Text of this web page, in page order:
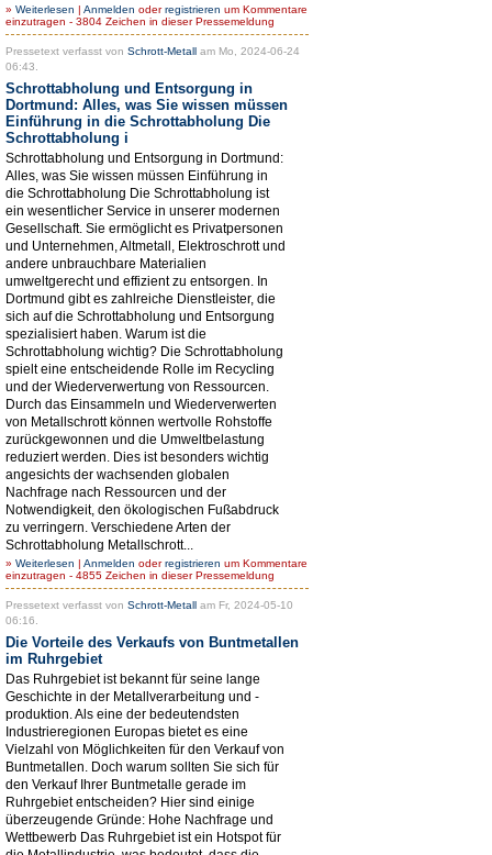
» Weiterlesen | Anmelden oderregistrieren um Kommentare
einzutragen - 3804 Zeichen in dieser Pressemeldung
Pressetext verfasst von Schrott-Metall am Mo, 2024-06-24
06:43.
Schrottabholung und Entsorgung in
Dortmund: Alles, was Sie wissen müssen
Einführung in die Schrottabholung Die
Schrottabholung i
Schrottabholung und Entsorgung in Dortmund:
Alles, was Sie wissen müssen Einführung in
die Schrottabholung Die Schrottabholung ist
ein wesentlicher Service in unserer modernen
Gesellschaft. Sie ermöglicht es Privatpersonen
und Unternehmen, Altmetall, Elektroschrott und
andere unbrauchbare Materialien
umweltgerecht und effizient zu entsorgen. In
Dortmund gibt es zahlreiche Dienstleister, die
sich auf die Schrottabholung und Entsorgung
spezialisiert haben. Warum ist die
Schrottabholung wichtig? Die Schrottabholung
spielt eine entscheidende Rolle im Recycling
und der Wiederverwertung von Ressourcen.
Durch das Einsammeln und Wiederverwerten
von Metallschrott können wertvolle Rohstoffe
zurückgewonnen und die Umweltbelastung
reduziert werden. Dies ist besonders wichtig
angesichts der wachsenden globalen
Nachfrage nach Ressourcen und der
Notwendigkeit, den ökologischen Fußabdruck
zu verringern. Verschiedene Arten der
Schrottabholung Metallschrott...
» Weiterlesen | Anmelden oderregistrieren um Kommentare
einzutragen - 4855 Zeichen in dieser Pressemeldung
Pressetext verfasst von Schrott-Metall am Fr, 2024-05-10
06:16.
Die Vorteile des Verkaufs von Buntmetallen
im Ruhrgebiet
Das Ruhrgebiet ist bekannt für seine lange
Geschichte in der Metallverarbeitung und -
produktion. Als eine der bedeutendsten
Industrieregionen Europas bietet es eine
Vielzahl von Möglichkeiten für den Verkauf von
Buntmetallen. Doch warum sollten Sie sich für
den Verkauf Ihrer Buntmetalle gerade im
Ruhrgebiet entscheiden? Hier sind einige
überzeugende Gründe: Hohe Nachfrage und
Wettbewerb Das Ruhrgebiet ist ein Hotspot für